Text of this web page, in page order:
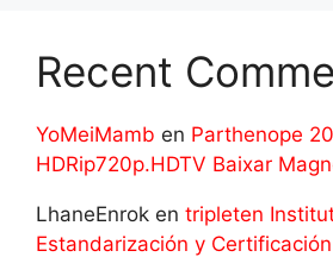
Recent
YoMeiMamb en Parthenope
HDRip720p.HDTV Baixar
LhaneEnrok en tripleten
Estandarización y Certificación